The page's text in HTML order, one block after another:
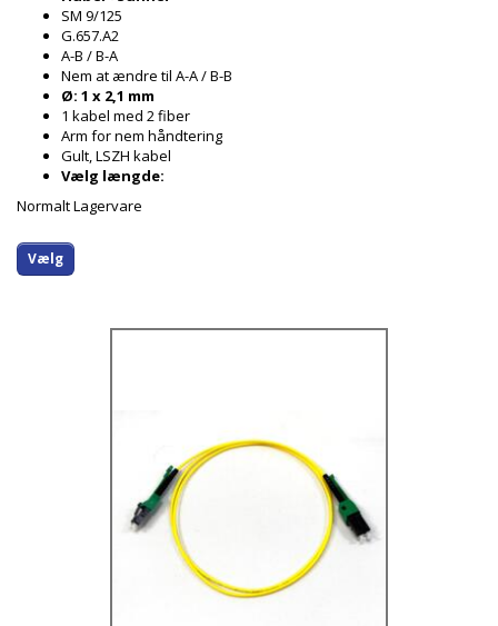
SM 9/125
G.657.A2
A-B / B-A
Nem at ændre til A-A / B-B
Ø: 1 x 2,1 mm
1 kabel med 2 fiber
Arm for nem håndtering
Gult, LSZH kabel
Vælg længde:
Normalt Lagervare
Vælg